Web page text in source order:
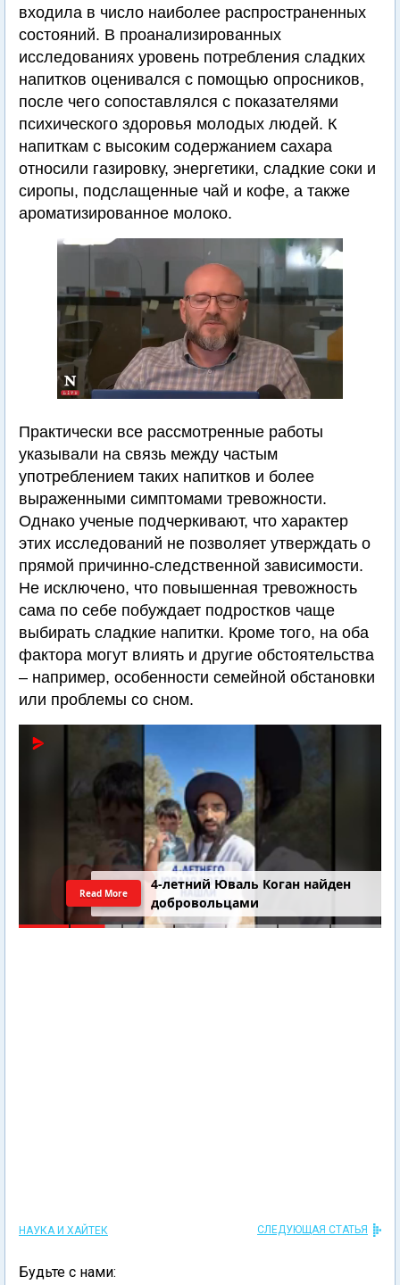
входила в число наиболее распространенных
состояний. В проанализированных
исследованиях уровень потребления сладких
напитков оценивался с помощью опросников,
после чего сопоставлялся с показателями
психического здоровья молодых людей. К
напиткам с высоким содержанием сахара
относили газировку, энергетики, сладкие соки и
сиропы, подслащенные чай и кофе, а также
ароматизированное молоко.
Практически все рассмотренные работы
указывали на связь между частым
употреблением таких напитков и более
выраженными симптомами тревожности.
Однако ученые подчеркивают, что характер
этих исследований не позволяет утверждать о
прямой причинно-следственной зависимости.
Не исключено, что повышенная тревожность
сама по себе побуждает подростков чаще
выбирать сладкие напитки. Кроме того, на оба
фактора могут влиять и другие обстоятельства
– например, особенности семейной обстановки
или проблемы со сном.
4-летний Юваль Коган найден
добровольцами
Read More
НАУКА И ХАЙТЕК СЛЕДУЮЩАЯ СТАТЬЯ
Будьте с нами: